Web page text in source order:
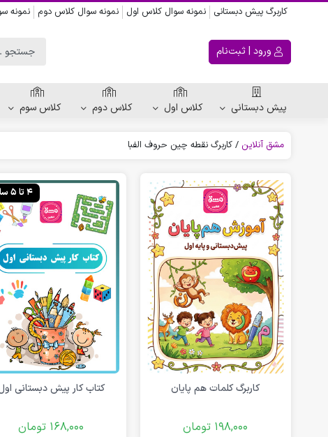
کاربرگ پیش دبستانی نمونه سوال کلاس اول نمونه سوال کلاس دوم نمونه
ورود | ثبت‌نام
پیش دبستانی
کاربرگ اعداد
کاربرگ تقارن ، قرینه
الگویابی پیش دبستانی
پکیج های پیش دبستانی
کتاب پیش دبستانی
فلش کارت آموزشی
دانلود رایگان کاربرگ پیش دبستانی
کلاس اول کلاس دوم کلاس سوم
مشق آنلاین /کاربرگ نقطه چین حروف الفبا
کاربرگ کلمات هم پایان
198,000 تومان
4 تا 5 سال
کتاب کار پیش دبستانی
168,000 تومان